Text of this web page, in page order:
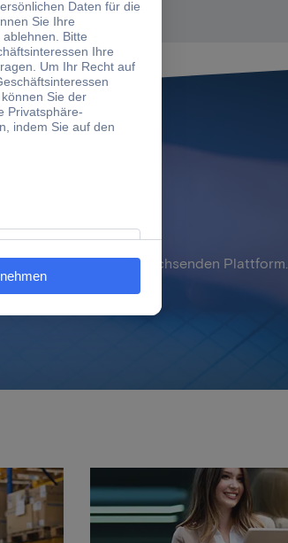
auf unserer stetig wachsenden Plattform.